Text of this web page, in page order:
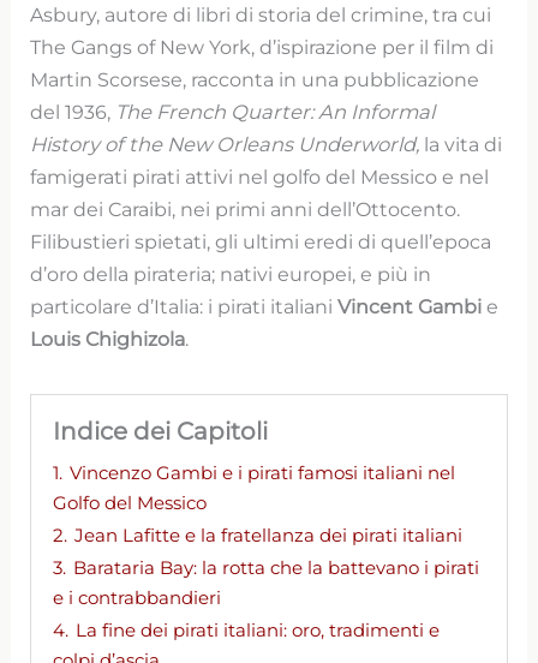
Asbury, autore di libri di storia del crimine, tra cui
The Gangs of New York, d’ispirazione per il film di
Martin Scorsese, racconta in una pubblicazione
del 1936, The French Quarter: An Informal
History of the New Orleans Underworld, la vita di
famigerati pirati attivi nel golfo del Messico e nel
mar dei Caraibi, nei primi anni dell’Ottocento.
Filibustieri spietati, gli ultimi eredi di quell’epoca
d’oro della pirateria; nativi europei, e più in
particolare d’Italia: i pirati italianiVincent Gambi e
Louis Chighizola.
Indice dei Capitoli
1. Vincenzo Gambi e i pirati famosi italiani nel
Golfo del Messico
2. Jean Lafitte e la fratellanza dei pirati italiani
3. Barataria Bay: la rotta che la battevano i pirati
e i contrabbandieri
4. La fine dei pirati italiani: oro, tradimenti e